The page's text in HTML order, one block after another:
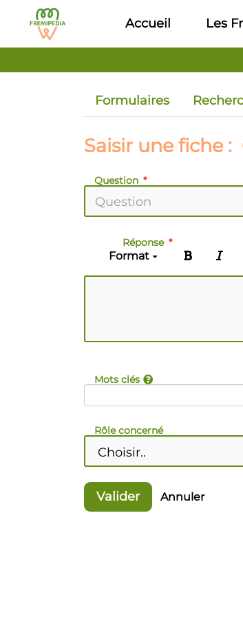
Aller au contenu principal
Accueil Les
Formulaires
Saisir une fiche
Question
Réponse
Format
Mots clés
Rôle concerné
Valider Annuler